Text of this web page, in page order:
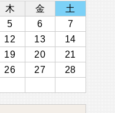
木 金
土
5 6
7
12 13
14
19 20
21
26 27
28